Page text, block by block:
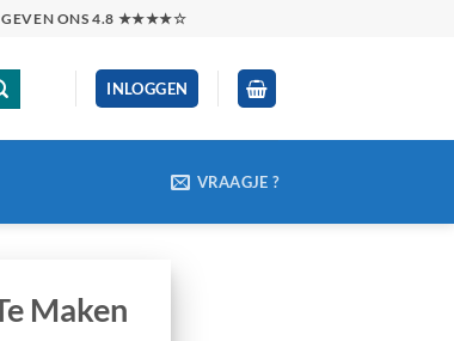
GEVEN ONS 4.8 ★★★★☆
INLOGGEN
VRAAGJE ?
Maken